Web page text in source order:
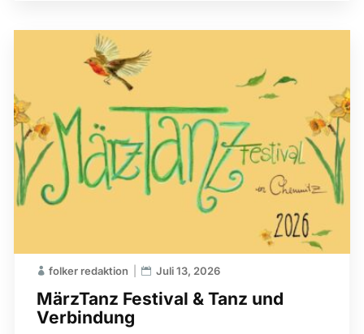
MärzTanz Festival & Tanz und
Verbindung
folker redaktion Juli 13, 2026